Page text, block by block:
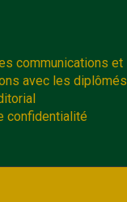
communications et
avec les diplômés
confidentialité